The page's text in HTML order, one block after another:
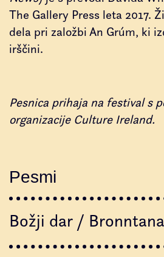
The Gallery Press leta 2017.
dela pri založbi An Grúm, ki
irščini.
Pesnica prihaja na festival s
organizacije Culture Ireland.
Pesmi
Božji dar /